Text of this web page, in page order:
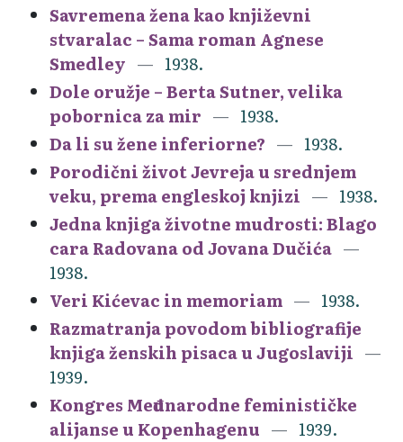
Savremena žena kao književni
stvaralac – Sama roman Agnese
Smedley
1938.
Dole oružje – Berta Sutner, velika
pobornica za mir
1938.
Da li su žene inferiorne?
1938.
Porodični život Jevreja u srednjem
veku, prema engleskoj knjizi
1938.
Jedna knjiga životne mudrosti: Blago
cara Radovana od Jovana Dučića
1938.
Veri Kićevac in memoriam
1938.
Razmatranja povodom bibliografije
knjiga ženskih pisaca u Jugoslaviji
1939.
Kongres Međunarodne feminističke
alijanse u Kopenhagenu
1939.